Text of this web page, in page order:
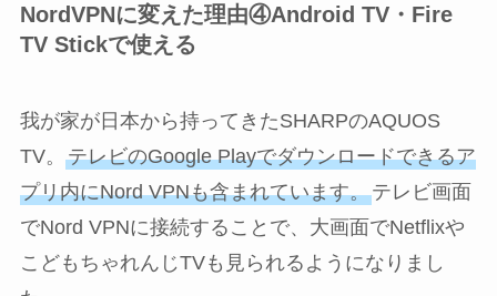
NordVPNに変えた理由④Android TV・Fire
TV Stickで使える
我が家が日本から持ってきたSHARPのAQUOS
TV。 テレビのGoogle Playでダウンロードできるア
プリ内にNord VPNも含まれています。テレビ画面
でNord VPNに接続することで、大画面でNetflixや
こどもちゃれんじTVも見られるようになりまし